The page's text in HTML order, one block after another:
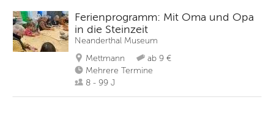
Ferienprogramm: Mit Oma und Opa
in die Steinzeit
Neanderthal Museum
Mettmann
ab 9 €
Mehrere Termine
8 - 99 J